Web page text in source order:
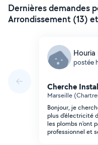
Dernières demandes
Arrondissement (13)
Houria
postée
Cherche
Marseille
Bonjour, je
plus d'électricité
les plombs n'ont
professionnel et